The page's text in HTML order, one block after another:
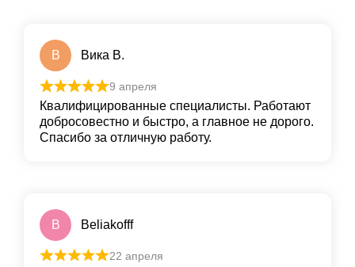
В Вика В.
9 апреля
Квалифицированные специалисты. Работают
добросовестно и быстро, а главное не дорого.
Спасибо за отличную работу.
B Beliakofff
22 апреля